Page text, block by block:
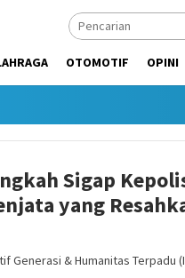
OTOMOTIF OPINI
Sigap
yang
& Humanitas Terpadu